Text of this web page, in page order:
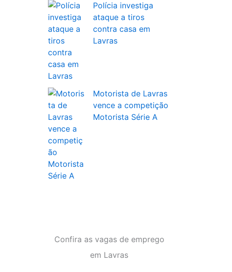
Polícia investiga
ataque a tiros
contra casa em
Lavras
Motorista de Lavras
vence a competição
Motorista Série A
Confira as vagas de emprego
em Lavras